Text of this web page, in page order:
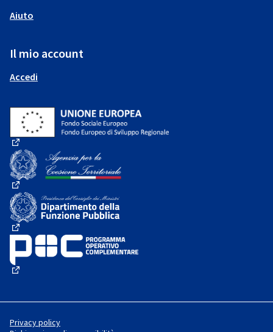
Aiuto
Il mio account
Accedi
(Collegamento esterno)
(Collegamento esterno)
(Collegamento esterno)
Privacy policy